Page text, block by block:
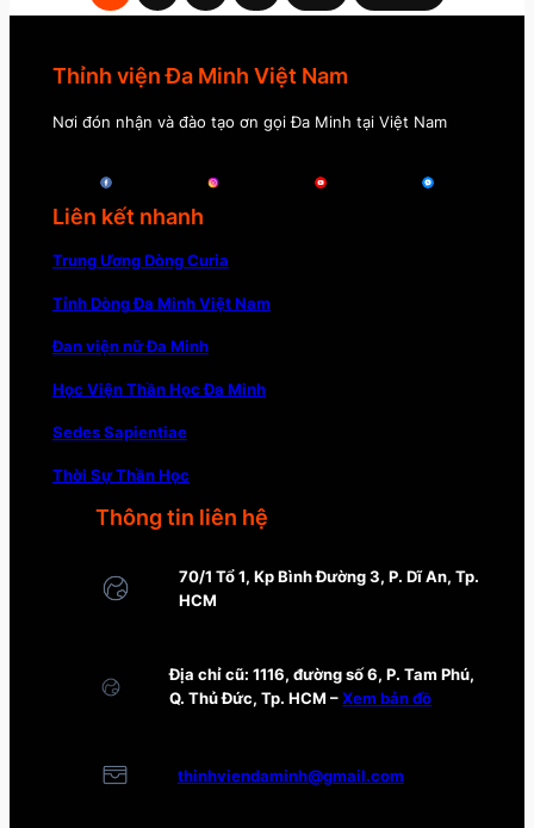
Thỉnh viện Đa Minh Việt Nam
Nơi đón nhận và đào tạo ơn gọi Đa Minh tại Việt Nam
Liên kết nhanh
Trung Ương Dòng Curia
Tỉnh Dòng Đa Minh Việt Nam
Đan viện nữ Đa Minh
Học Viện Thần Học Đa Minh
Sedes Sapientiae
Thời Sự Thần Học
Thông tin liên hệ
70/1 Tổ 1, Kp Bình Đường 3, P. Dĩ An, Tp.
HCM
Địa chỉ cũ: 1116, đường số 6, P. Tam Phú,
Q. Thủ Đức, Tp. HCM –Xem bản đồ
thinhviendaminh@gmail.com